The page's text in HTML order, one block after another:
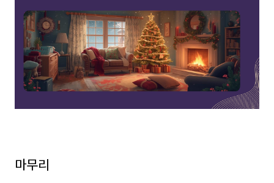
마무리